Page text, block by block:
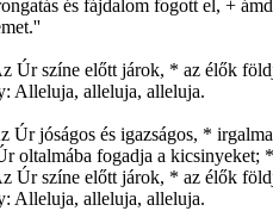
és fájdalom fogott el, +
Úr színe előtt járok, * az élők
Alleluja, alleluja, alleluja.
Úr jóságos és igazságos, *
oltalmába fogadja a kicsinyeket;
Úr színe előtt járok, * az élők
Alleluja, alleluja, alleluja.